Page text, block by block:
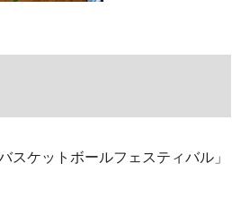
ケットボールフェスティバル」